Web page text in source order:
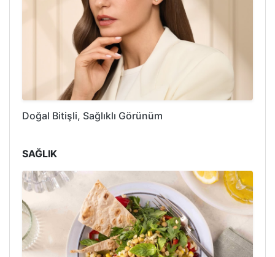
Doğal Bitişli, Sağlıklı Görünüm
SAĞLIK